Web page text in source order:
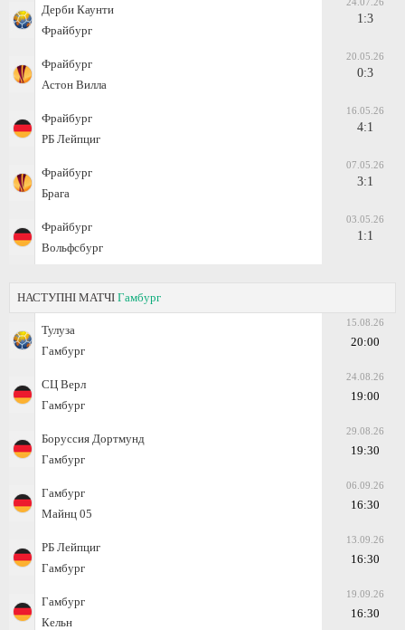
Дерби Каунти
Фрайбург
1:3
Фрайбург
Астон Вилла
20.05.26
0:3
Фрайбург
РБ Лейпциг
16.05.26
4:1
Фрайбург
Брага
07.05.26
3:1
Фрайбург
Вольфсбург
03.05.26
1:1
НАСТУПНІ МАТЧІ Гамбург
Тулуза
Гамбург
15.08.26
20:00
СЦ Верл
Гамбург
24.08.26
19:00
Боруссия Дортмунд
Гамбург
29.08.26
19:30
Гамбург
Майнц 05
06.09.26
16:30
РБ Лейпциг
Гамбург
13.09.26
16:30
Гамбург
Кельн
19.09.26
16:30